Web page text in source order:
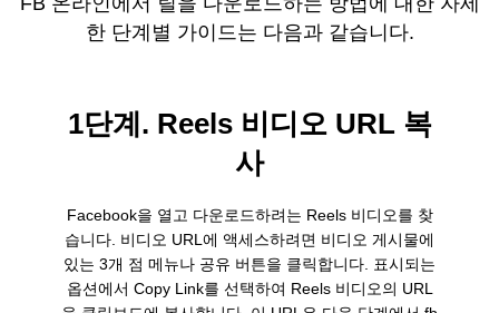
한 단계별 가이드는 다음과 같습니다.
1단계. Reels 비디오 URL 복
사
Facebook을 열고 다운로드하려는 Reels 비디오를 찾
습니다. 비디오 URL에 액세스하려면 비디오 게시물에
있는 3개 점 메뉴나 공유 버튼을 클릭합니다. 표시되는
옵션에서 Copy Link를 선택하여 Reels 비디오의 URL